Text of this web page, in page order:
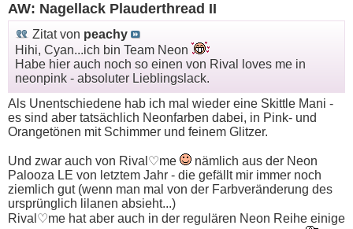
AW: Nagellack Plauderthread II
Zitat von peachy
Hihi, Cyan...ich bin Team Neon
Habe hier auch noch so einen von Rival loves me in
neonpink - absoluter Lieblingslack.
Als Unentschiedene hab ich mal wieder eine Skittle Mani -
es sind aber tatsächlich Neonfarben dabei, in Pink- und
Orangetönen mit Schimmer und feinem Glitzer.
Und zwar auch von Rival♡me
nämlich aus der Neon
Palooza LE von letztem Jahr - die gefällt mir immer noch
ziemlich gut (wenn man mal von der Farbveränderung des
ursprünglich lilanen absieht...)
Rival♡me hat aber auch in der regulären Neon Reihe einige